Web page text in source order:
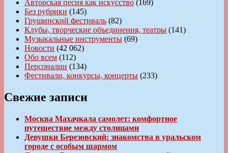
Авторская песня как искусство (169)
Без рубрики (145)
Грушинский фестиваль (82)
Клубы, творческие объединения, театры (141)
Музыкальные инструменты (69)
Новости (42 062)
Обо всем (112)
Персоналии (134)
Фестивали, конкурсы, концерты (233)
Свежие записи
Москва Махачкала самолет: комфортное
путешествие между столицами
Девушки Березовский: знакомства в уральском
городе с особым шармом